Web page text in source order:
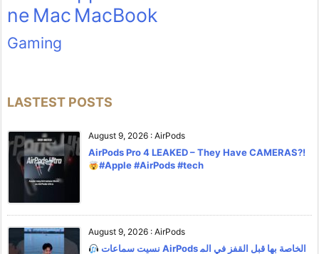
ne Mac MacBook
Gaming
LASTEST POSTS
August 9, 2026 : AirPods
AirPods Pro 4 LEAKED – They Have CAMERAS?!
#Apple #AirPods #tech
August 9, 2026 : AirPods